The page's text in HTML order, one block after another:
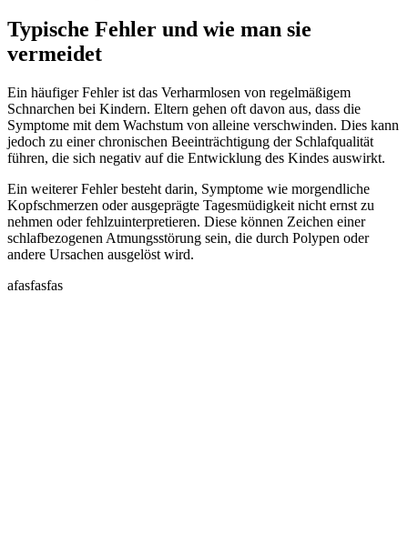
Typische Fehler und wie man sie
vermeidet
Ein häufiger Fehler ist das Verharmlosen von regelmäßigem
Schnarchen bei Kindern. Eltern gehen oft davon aus, dass die
Symptome mit dem Wachstum von alleine verschwinden. Dies kann
jedoch zu einer chronischen Beeinträchtigung der Schlafqualität
führen, die sich negativ auf die Entwicklung des Kindes auswirkt.
Ein weiterer Fehler besteht darin, Symptome wie morgendliche
Kopfschmerzen oder ausgeprägte Tagesmüdigkeit nicht ernst zu
nehmen oder fehlzuinterpretieren. Diese können Zeichen einer
schlafbezogenen Atmungsstörung sein, die durch Polypen oder
andere Ursachen ausgelöst wird.
afasfasfas